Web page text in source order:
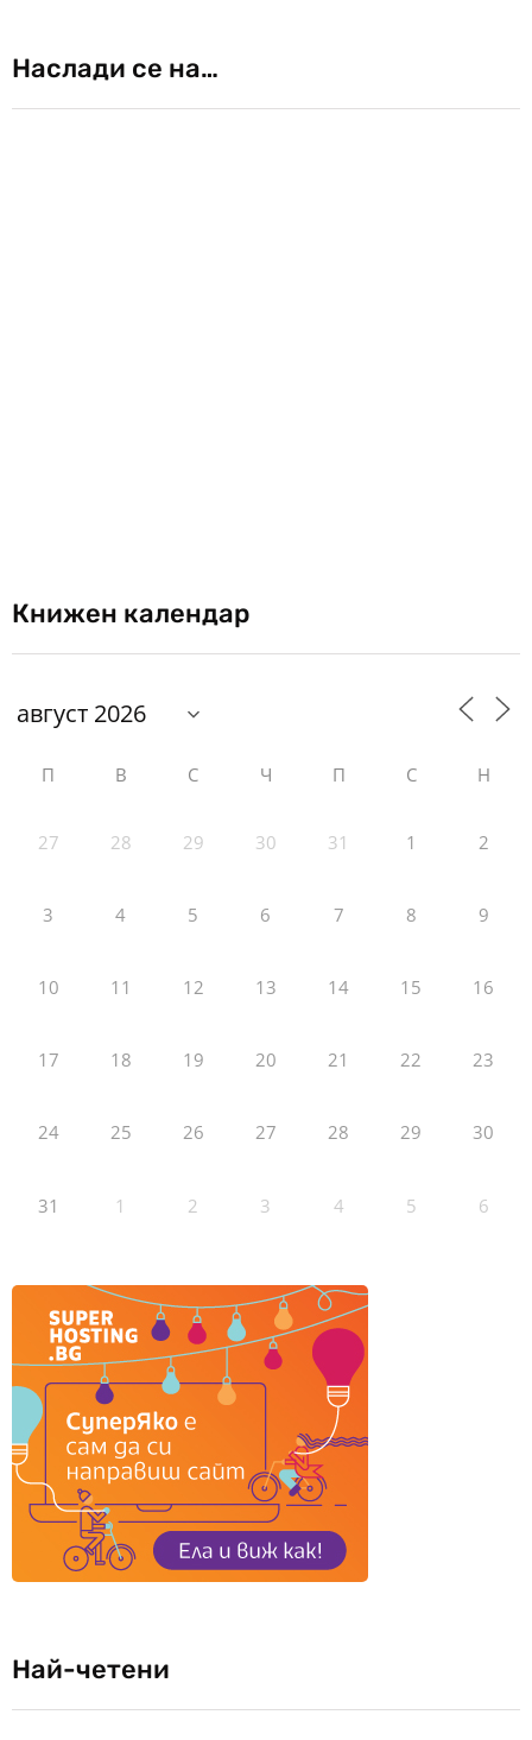
Наслади се на…
Книжен календар
П В С Ч П С Н
27 28 29 30 31 1 2
3 4 5 6 7 8 9
10 11 12 13 14 15 16
17 18 19 20 21 22 23
24 25 26 27 28 29 30
31 1 2 3 4 5 6
Най-четени